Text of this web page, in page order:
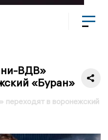
ВДВ»
«Буран»
в воронежский